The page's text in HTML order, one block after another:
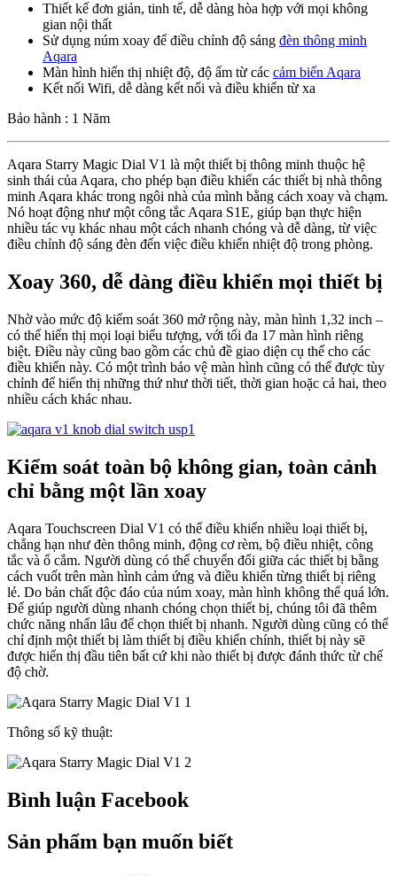
Thiết kế đơn giản, tinh tế, dễ dàng hòa hợp với mọi không
gian nội thất
Sử dụng núm xoay để điều chỉnh độ sáng đèn thông minh
Aqara
Màn hình hiển thị nhiệt độ, độ ẩm từ các cảm biến Aqara
Kết nối Wifi, dễ dàng kết nối và điều khiển từ xa
Bảo hành : 1 Năm
Aqara Starry Magic Dial V1 là một thiết bị thông minh thuộc hệ
sinh thái của Aqara, cho phép bạn điều khiển các thiết bị nhà thông
minh Aqara khác trong ngôi nhà của mình bằng cách xoay và chạm.
Nó hoạt động như một công tắc Aqara S1E, giúp bạn thực hiện
nhiều tác vụ khác nhau một cách nhanh chóng và dễ dàng, từ việc
điều chỉnh độ sáng đèn đến việc điều khiển nhiệt độ trong phòng.
Xoay 360, dễ dàng điều khiển mọi thiết bị
Nhờ vào mức độ kiểm soát 360 mở rộng này, màn hình 1,32 inch –
có thể hiển thị mọi loại biểu tượng, với tối đa 17 màn hình riêng
biệt. Điều này cũng bao gồm các chủ đề giao diện cụ thể cho các
điều khiển này. Có một trình bảo vệ màn hình cũng có thể được tùy
chỉnh để hiển thị những thứ như thời tiết, thời gian hoặc cả hai, theo
nhiều cách khác nhau.
Kiểm soát toàn bộ không gian, toàn cảnh
chỉ bằng một lần xoay
Aqara Touchscreen Dial V1 có thể điều khiển nhiều loại thiết bị,
chẳng hạn như đèn thông minh, động cơ rèm, bộ điều nhiệt, công
tắc và ổ cắm. Người dùng có thể chuyển đổi giữa các thiết bị bằng
cách vuốt trên màn hình cảm ứng và điều khiển từng thiết bị riêng
lẻ. Do bản chất độc đáo của núm xoay, màn hình không thể quá lớn.
Để giúp người dùng nhanh chóng chọn thiết bị, chúng tôi đã thêm
chức năng nhấn lâu để chọn thiết bị nhanh. Người dùng cũng có thể
chỉ định một thiết bị làm thiết bị điều khiển chính, thiết bị này sẽ
được hiển thị đầu tiên bất cứ khi nào thiết bị được đánh thức từ chế
độ chờ.
Thông số kỹ thuật:
Bình luận Facebook
Sản phẩm bạn muốn biết